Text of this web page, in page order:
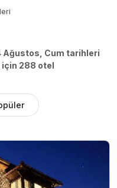
Ağustos, Cum tarihleri
için 288 otel